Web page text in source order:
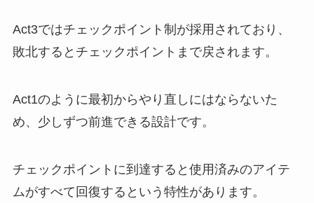
Act3ではチェックポイント制が採用されており、
敗北するとチェックポイントまで戻されます。
Act1のように最初からやり直しにはならないた
め、少しずつ前進できる設計です。
チェックポイントに到達すると使用済みのアイテ
ムがすべて回復するという特性があります。